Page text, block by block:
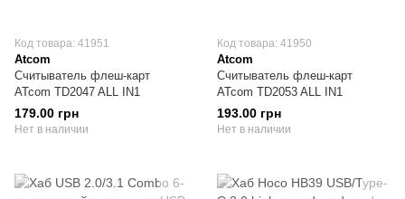
Код товара: 41951
Atcom
Считыватель флеш-карт
ATcom TD2047 ALL IN1
179.00 грн
Нет в наличии
Код товара: 41950
Atcom
Считыватель флеш-карт
ATcom TD2053 ALL IN1
193.00 грн
Нет в наличии